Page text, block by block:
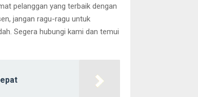
pelanggan yang terbaik dengan
jangan ragu-ragu untuk
Segera hubungi kami dan temui